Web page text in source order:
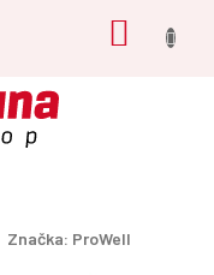
Značka: ProWell